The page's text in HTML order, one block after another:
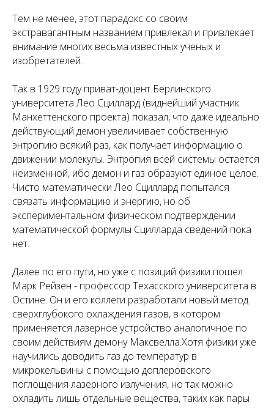
Тем не менее, этот парадокс со своим
экстравагантным названием привлекал и привлекает
внимание многих весьма известных ученых и
изобретателей.
Так в 1929 году приват-доцент Берлинского
университета Лео Сциллард (виднейший участник
Манхеттенского проекта) показал, что даже идеально
действующий демон увеличивает собственную
энтропию всякий раз, как получает информацию о
движении молекулы. Энтропия всей системы остается
неизменной, ибо демон и газ образуют единое целое.
Чисто математически Лео Сциллард попытался
связать информацию и энергию, но об
экспериментальном физическом подтверждении
математической формулы Сцилларда сведений пока
нет.
Далее по его пути, но уже с позиций физики пошел
Марк Рейзен - профессор Техасского университета в
Остине. Он и его коллеги разработали новый метод
сверхглубокого охлаждения газов, в котором
применяется лазерное устройство аналогичное по
своим действиям демону Максвелла.Хотя физики уже
научились доводить газ до температур в
микрокельвины с помощью доплеровского
поглощения лазерного излучения, но так можно
охладить лишь отдельные вещества, таких как пары